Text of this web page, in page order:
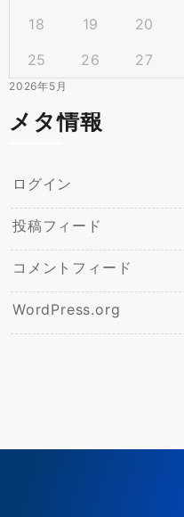
2026年5月
18
19 20
25
26 27
メタ情報
ログイン
投稿フィード
コメントフィード
WordPress.org